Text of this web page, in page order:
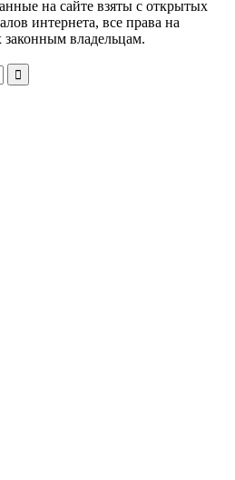
на сайте взяты с открытых
интернета, все права на
законным владельцам.